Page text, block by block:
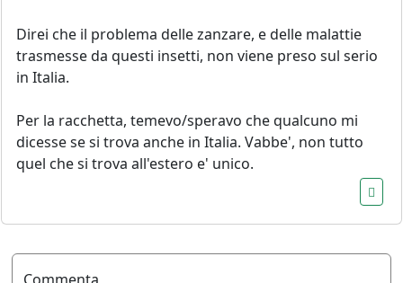
Direi che il problema delle zanzare, e delle malattie
trasmesse da questi insetti, non viene preso sul serio
in Italia.
Per la racchetta, temevo/speravo che qualcuno mi
dicesse se si trova anche in Italia. Vabbe', non tutto
quel che si trova all'estero e' unico.